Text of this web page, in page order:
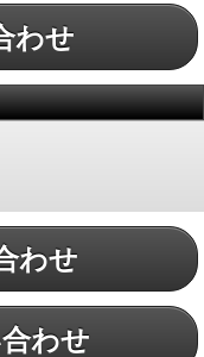
わせ
わせ
わせ